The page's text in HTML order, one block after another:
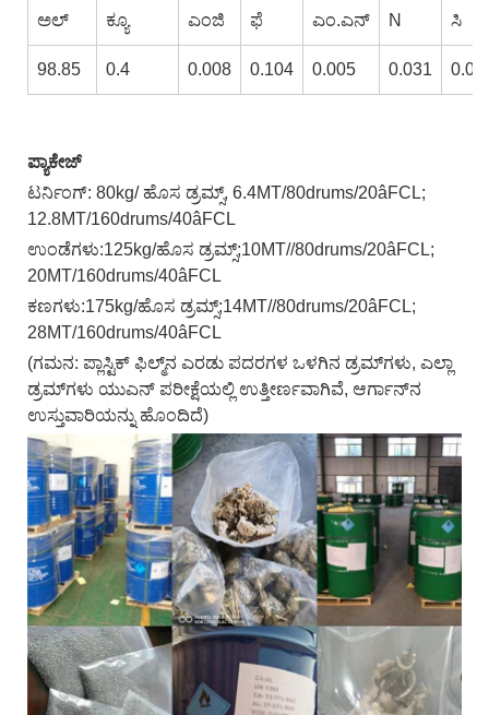
ಅಲ್ ಕ್ಯೂ ಎಂಜಿ ಫೆ ಎಂ.ಎನ್ N ಸಿ
98.85 0.4 0.008 0.104 0.005 0.031
ಪ್ಯಾಕೇಜ್
ಟರ್ನಿಂಗ್: 80kg/ ಹೊಸ ಡ್ರಮ್ಸ್, 6.4MT/80drums/20âFCL;
12.8MT/160drums/40âFCL
ಉಂಡೆಗಳು:125kg/ಹೊಸ ಡ್ರಮ್ಸ್;10MT//80drums/20âFCL;
20MT/160drums/40âFCL
ಕಣಗಳು:175kg/ಹೊಸ ಡ್ರಮ್ಸ್;14MT//80drums/20âFCL;
28MT/160drums/40âFCL
(ಗಮನ: ಪ್ಲಾಸ್ಟಿಕ್ ಫಿಲ್ಮ್‌ನ ಎರಡು ಪದರಗಳ ಒಳಗಿನ ಡ್ರಮ್‌ಗಳು, ಎಲ್ಲಾ
ಡ್ರಮ್‌ಗಳು ಯುಎನ್ ಪರೀಕ್ಷೆಯಲ್ಲಿ ಉತ್ತೀರ್ಣವಾಗಿವೆ, ಆರ್ಗಾನ್‌ನ
ಉಸ್ತುವಾರಿಯನ್ನು ಹೊಂದಿದೆ)